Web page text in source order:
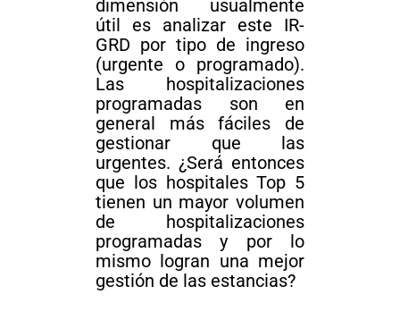
dimensión usualmente
útil es analizar este IR-
GRD por tipo de ingreso
(urgente o programado).
Las hospitalizaciones
programadas son en
general más fáciles de
gestionar que las
urgentes. ¿Será entonces
que los hospitales Top 5
tienen un mayor volumen
de hospitalizaciones
programadas y por lo
mismo logran una mejor
gestión de las estancias?